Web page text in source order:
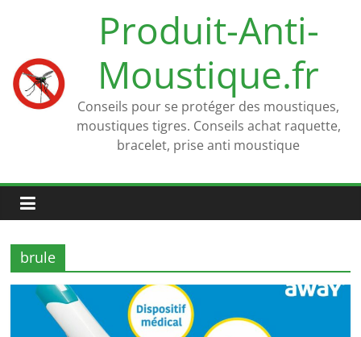
Produit-Anti-
Moustique.fr
Conseils pour se protéger des moustiques,
moustiques tigres. Conseils achat raquette,
bracelet, prise anti moustique
brule